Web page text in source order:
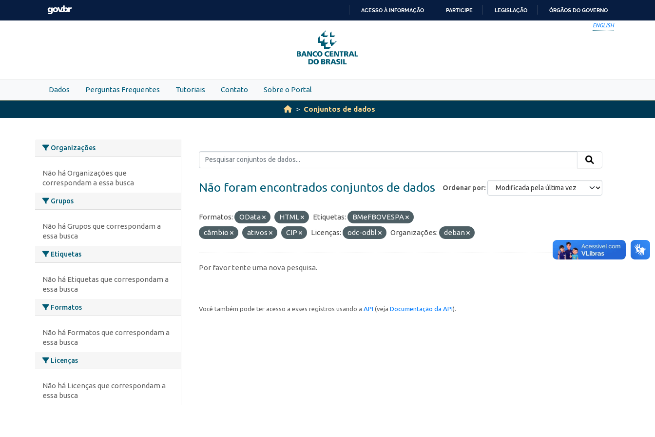
Skip to main content
PARA
O
CONTEÚDO
ACESSO À INFORMAÇÃO PARTICIPE LEGISLAÇÃO ÓRGÃOS DO GOVERNO
ENGLISH
Dados Perguntas Frequentes Tutoriais Contato Sobre o Portal
Conjuntos de dados
Organizações
Não há Organizações que
correspondam a essa busca
Grupos
Não há Grupos que correspondam a
essa busca
Etiquetas
Não há Etiquetas que correspondam a
essa busca
Formatos
Não há Formatos que correspondam a
essa busca
Licenças
Não há Licenças que correspondam a
essa busca
Ordenar por
Não foram encontrados conjuntos de dados
Formatos: OData HTML Etiquetas:
BMeFBOVESPA
câmbio
ativos CIP Licenças: odc-odbl Organizações: deban
Por favor tente uma nova pesquisa.
Você também pode ter acesso a esses registros usando a API (veja Documentação da API).